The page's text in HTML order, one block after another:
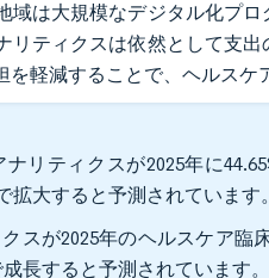
域は大規模なデジタル化プ
リティクスは依然として支
軽減することで、ヘルス
リティクスが2025年に
拡大すると予測されています。
スが2025年のヘルスケア臨
長すると予測されています。